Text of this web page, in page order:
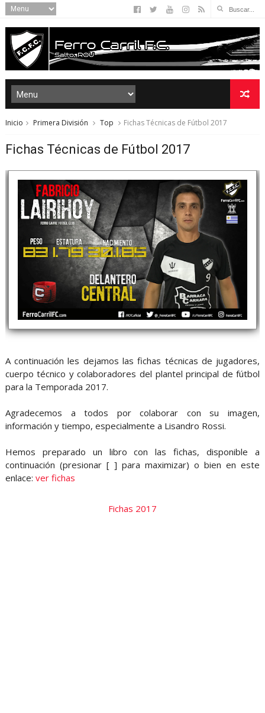
Inicio Primera División Top Fichas Técnicas de Fútbol 2017
Fichas Técnicas de Fútbol 2017
A continuación les dejamos las fichas técnicas de jugadores,
cuerpo técnico y colaboradores del plantel principal de fútbol
para la Temporada 2017.
Agradecemos a todos por colaborar con su imagen,
información y tiempo, especialmente a Lisandro Rossi.
Hemos preparado un libro con las fichas, disponible a
continuación (presionar [ ] para maximizar) o bien en este
enlace: ver fichas
Fichas 2017